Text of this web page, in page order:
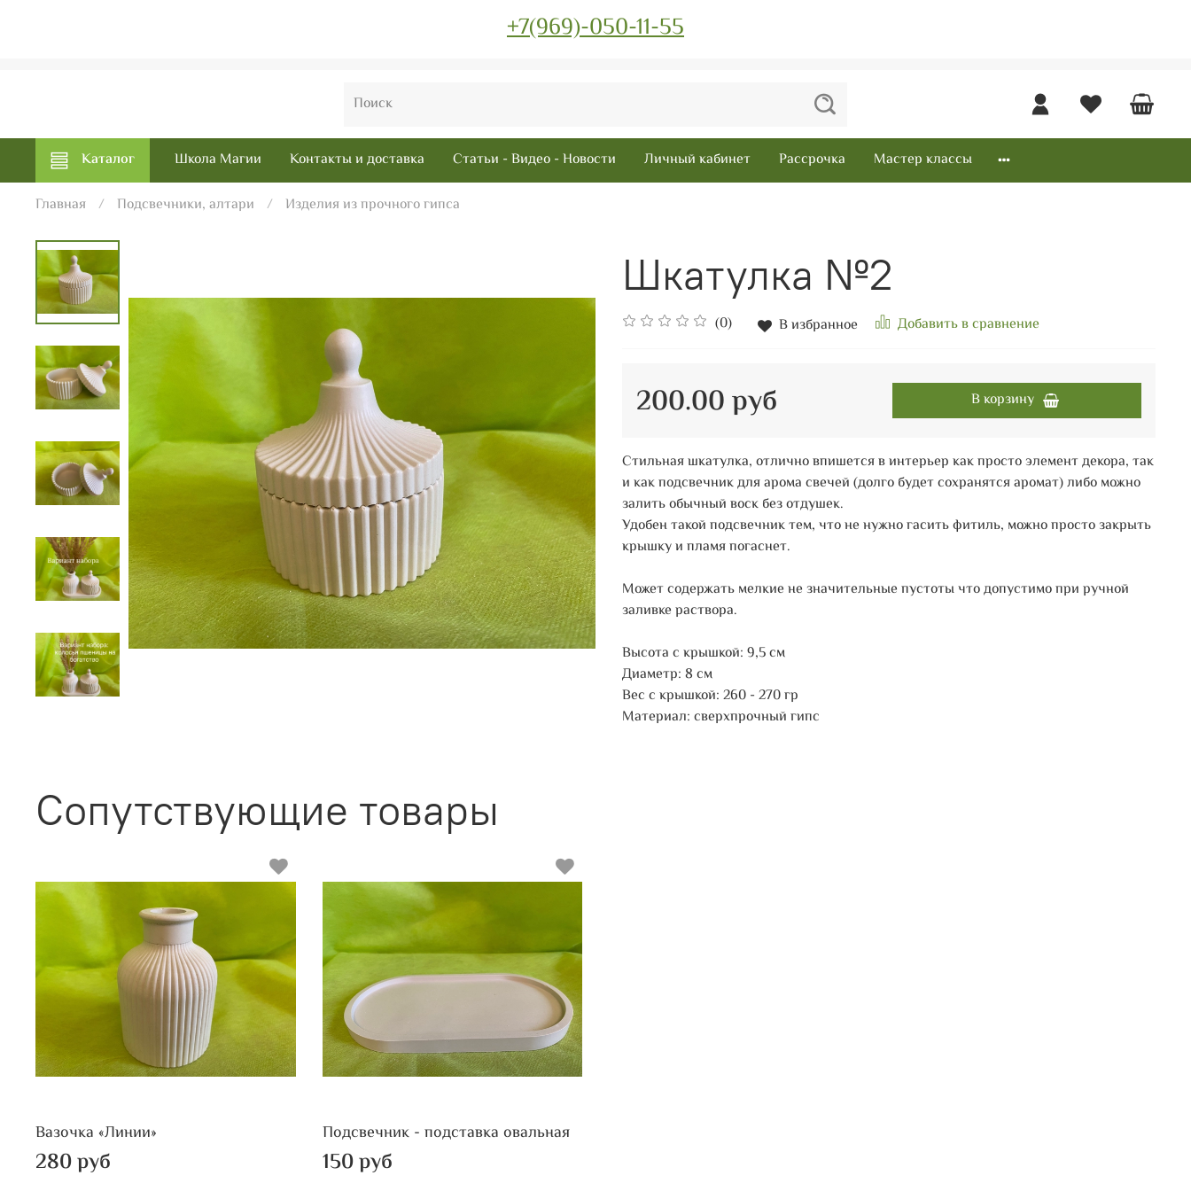
+7(969)-050-11-55
Каталог Школа Магии Контакты и доставка Статьи - Видео - Новости Личный кабинет Рассрочка Мастер классы
Главная Подсвечники, алтари Изделия из прочного гипса
Шкатулка №2
(0) В избранное Добавить в сравнение
200.00 руб В корзину
Стильная шкатулка, отлично впишется в интерьер как просто элемент декора, так
и как подсвечник для арома свечей (долго будет сохранятся аромат) либо можно
залить обычный воск без отдушек.
Удобен такой подсвечник тем, что не нужно гасить фитиль, можно просто закрыть
крышку и пламя погаснет.
Может содержать мелкие не значительные пустоты что допустимо при ручной
заливке раствора.
Высота с крышкой: 9,5 см
Диаметр: 8 см
Вес с крышкой: 260 - 270 гр
Материал: сверхпрочный гипс
Сопутствующие товары
Вазочка «Линии»
280 руб
Подсвечник - подставка овальная
150 руб